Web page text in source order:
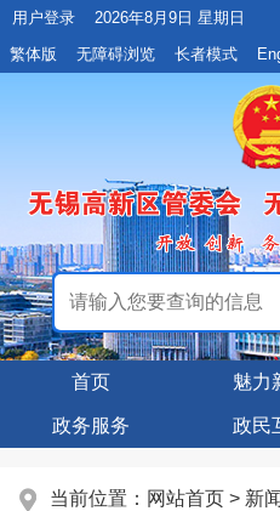
用户登录
2026年8月9日 星期日
繁体版
无障碍浏览 长者模式
首页 魅力
政务服务 政民
当前位置： 网站首页 > 新